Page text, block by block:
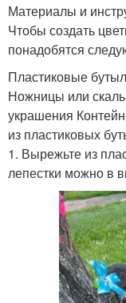
Материалы и
Чтобы создать
понадобятся
Пластиковые
Ножницы или
украшения
из пластиковых
1. Вырежьте из
лепестки можно в